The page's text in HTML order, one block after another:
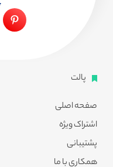
پالت
صفحه اصلی
اشتراک ویژه
پشتیبانی
همکاری با ما